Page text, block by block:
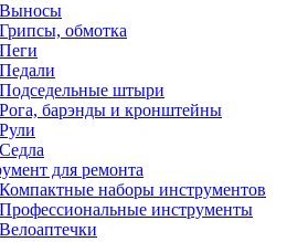
Выносы
Грипсы, обмотка
Пеги
Педали
Подседельные штыри
Рога, барэнды и кронштейны
Рули
Седла
для ремонта
Компактные наборы инструментов
Профессиональные инструменты
Велоаптечки